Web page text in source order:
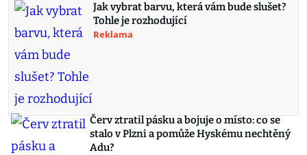
Jak vybrat barvu, která vám bude slušet?
Tohle je rozhodující
Reklama
Červ ztratil pásku a bojuje o místo: co se
stalo v Plzni a pomůže Hyskému nechtěný
Adu?